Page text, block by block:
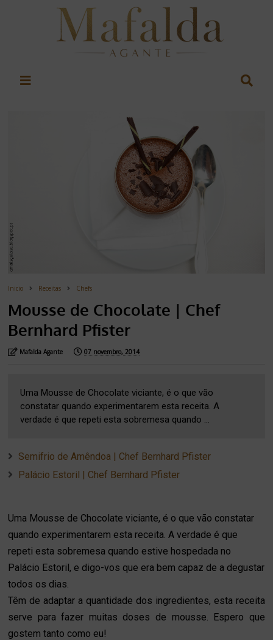
Inicio Receitas Chefs
Mousse de Chocolate | Chef
Bernhard Pfister
Mafalda Agante 07 novembro, 2014
Uma Mousse de Chocolate viciante, é o que vão
constatar quando experimentarem esta receita. A
verdade é que repeti esta sobremesa quando ...
Semifrio de Amêndoa | Chef Bernhard Pfister
Palácio Estoril | Chef Bernhard Pfister
Uma Mousse de Chocolate viciante, é o que vão constatar
quando experimentarem esta receita. A verdade é que
repeti esta sobremesa quando estive hospedada no
Palácio Estoril, e digo-vos que era bem capaz de a degustar
todos os dias.
Têm de adaptar a quantidade dos ingredientes, esta receita
serve para fazer muitas doses de mousse. Espero que
gostem tanto como eu!